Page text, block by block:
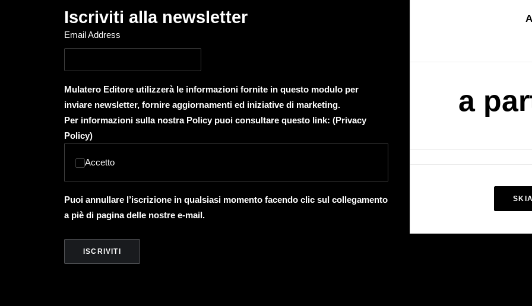
Iscriviti alla newsletter
Email Address
Mulatero Editore utilizzerà le informazioni fornite in questo modulo per
inviare newsletter, fornire aggiornamenti ed iniziative di marketing.
Per informazioni sulla nostra Policy puoi consultare questo link: (Privacy
Policy)
Accetto
Puoi annullare l’iscrizione in qualsiasi momento facendo clic sul collegamento
a piè di pagina delle nostre e-mail.
a